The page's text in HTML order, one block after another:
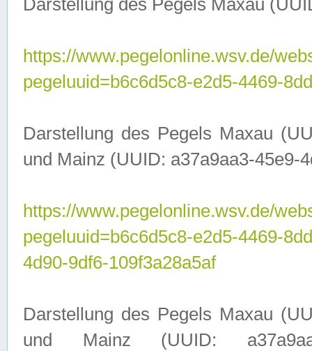
Darstellung des Pegels Maxau
https://www.pegelonline.wsv.de/
pegeluuid=b6c6d5c8-e2d5-4469-
Darstellung des Pegels Maxau
und Mainz (UUID: a37a9aa3-45e9-
https://www.pegelonline.wsv.de/
pegeluuid=b6c6d5c8-e2d5-4469-
4d90-9df6-109f3a28a5af
Darstellung des Pegels Maxau
und Mainz (UUID: